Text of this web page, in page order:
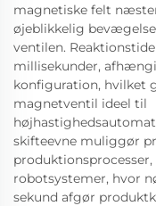
magnetiske felt
øjeblikkelig
ventilen.
millisekunder,
konfiguration, hvilket
magnetventil ideel til
skifteevne muliggør
robotsystemer, hvor
sekund afgør